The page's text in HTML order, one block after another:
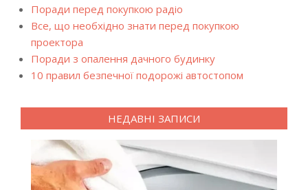
Поради перед покупкою радіо
Все, що необхідно знати перед покупкою
проектора
Поради з опалення дачного будинку
10 правил безпечної подорожі автостопом
НЕДАВНІ ЗАПИСИ